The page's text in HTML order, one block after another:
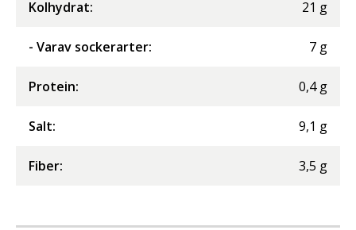
Kolhydrat: 21 g
- Varav sockerarter: 7 g
Protein: 0,4 g
Salt: 9,1 g
Fiber: 3,5 g